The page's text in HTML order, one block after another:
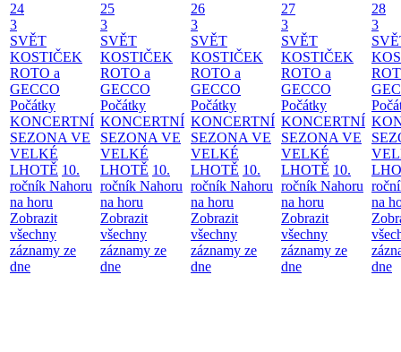
24
3
SVĚT
KOSTIČEK
ROTO a
GECCO
Počátky
KONCERTNÍ
SEZONA VE
VELKÉ
LHOTĚ 10.
ročník Nahoru
na horu
Zobrazit
všechny
záznamy ze
dne
25
3
SVĚT
KOSTIČEK
ROTO a
GECCO
Počátky
KONCERTNÍ
SEZONA VE
VELKÉ
LHOTĚ 10.
ročník Nahoru
na horu
Zobrazit
všechny
záznamy ze
dne
26
3
SVĚT
KOSTIČEK
ROTO a
GECCO
Počátky
KONCERTNÍ
SEZONA VE
VELKÉ
LHOTĚ 10.
ročník Nahoru
na horu
Zobrazit
všechny
záznamy ze
dne
27
3
SVĚT
KOSTIČEK
ROTO a
GECCO
Počátky
KONCERTNÍ
SEZONA VE
VELKÉ
LHOTĚ 10.
ročník Nahoru
na horu
Zobrazit
všechny
záznamy ze
dne
28
3
na
dne